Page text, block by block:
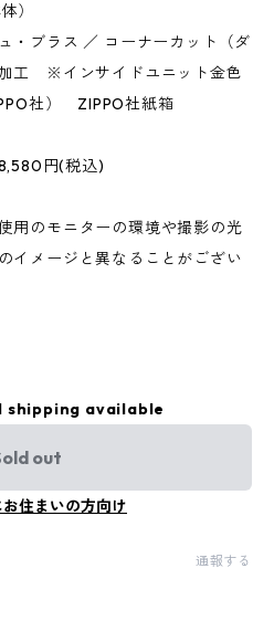
）
・ブラス ／ コーナーカット（ダ
工 ※インサイドユニット金色
社） ZIPPO社紙箱
円(税込)
用のモニターの環境や撮影の光
イメージと異なることがござい
available
out
住まいの方向け
通報する